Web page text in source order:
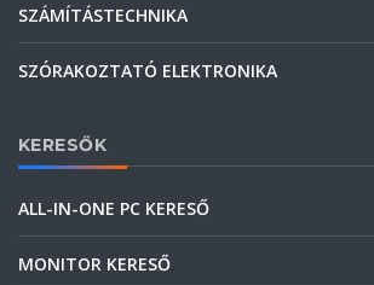
SZÁMÍTÁSTECHNIKA
SZÓRAKOZTATÓ ELEKTRONIKA
KERESŐK
ALL-IN-ONE PC KERESŐ
MONITOR KERESŐ